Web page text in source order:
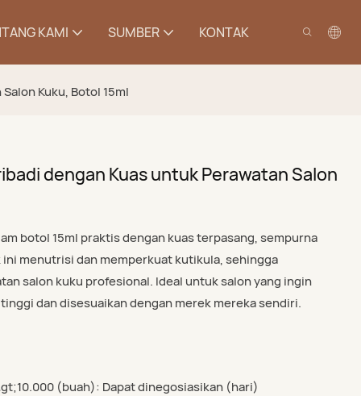
KAMI SUMBER KONTAK
Kuku, Botol 15ml
dengan Kuas untuk Perawatan Salon
botol 15ml praktis dengan kuas terpasang, sempurna
menutrisi dan memperkuat kutikula, sehingga
salon kuku profesional. Ideal untuk salon yang ingin
dan disesuaikan dengan merek mereka sendiri.
(buah): Dapat dinegosiasikan (hari)